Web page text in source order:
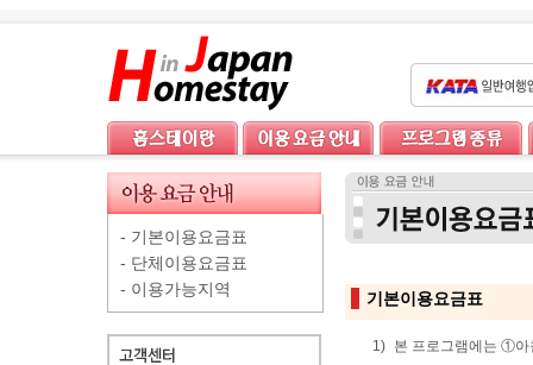
- 기본이용요금표
- 단체이용요금표
- 이용가능지역 기본이용요금표
1) 본 프로그램에는 ①아